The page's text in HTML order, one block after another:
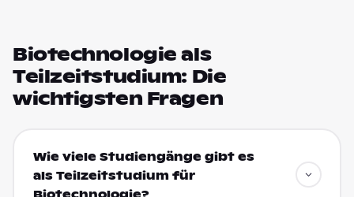
Biotechnologie als
Teilzeitstudium: Die
wichtigsten Fragen
Wie viele Studiengänge gibt es
als Teilzeitstudium für